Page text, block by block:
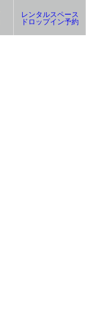
レンタルスペース
ドロップイン予約